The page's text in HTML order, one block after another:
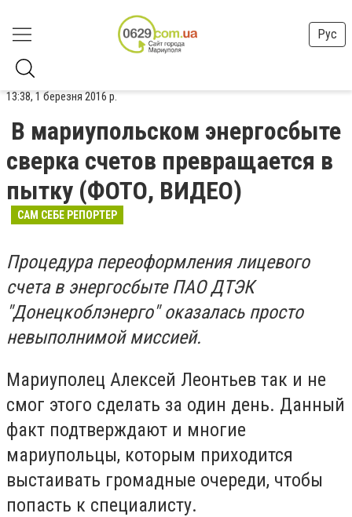
Рус
13:38, 1 березня 2016 р.
В мариупольском энергосбыте
сверка счетов превращается в
пытку (ФОТО, ВИДЕО)
САМ СЕБЕ РЕПОРТЕР
Процедура переоформления лицевого
счета в энергосбыте ПАО ДТЭК
"Донецкоблэнерго" оказалась просто
невыполнимой миссией.
Мариуполец Алексей Леонтьев так и не
смог этого сделать за один день. Данный
факт подтверждают и многие
мариупольцы, которым приходится
выстаивать громадные очереди, чтобы
попасть к специалисту.